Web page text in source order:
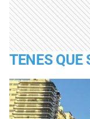
TENES QUE